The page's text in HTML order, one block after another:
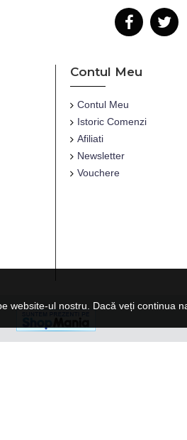
Contul Meu
Contul Meu
Istoric Comenzi
Afiliati
Newsletter
Vouchere
ul nostru. Dacă veți continua